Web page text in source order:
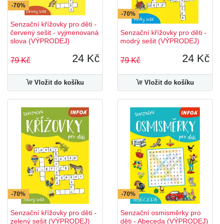
-70%
Senzační křížovky pro děti -
červený sešit - vyjmenovaná
slova (VÝPRODEJ)
79 Kč 24 Kč
Vložit do košíku
-70%
Senzační křížovky pro děti -
modrý sešit (VÝPRODEJ)
79 Kč 24 Kč
Vložit do košíku
-70%
Senzační křížovky pro děti -
zelený sešit (VÝPRODEJ)
-70%
Senzační osmisměrky pro
děti - Abeceda (VÝPRODEJ)